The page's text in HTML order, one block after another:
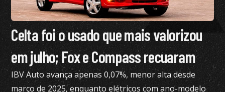
Celta foi o usado que mais valorizou
em julho; Fox e Compass recuaram
IBV Auto avança apenas 0,07%, menor alta desde
março de 2025, enquanto elétricos com ano-modelo